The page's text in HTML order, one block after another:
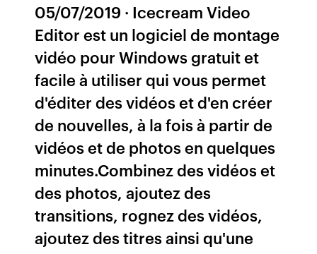
05/07/2019 · Icecream Video
Editor est un logiciel de montage
vidéo pour Windows gratuit et
facile à utiliser qui vous permet
d'éditer des vidéos et d'en créer
de nouvelles, à la fois à partir de
vidéos et de photos en quelques
minutes.Combinez des vidéos et
des photos, ajoutez des
transitions, rognez des vidéos,
ajoutez des titres ainsi qu'une